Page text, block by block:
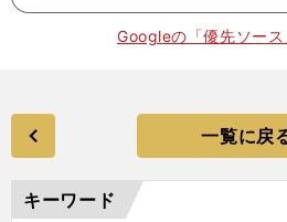
Googleの「優先ソース
一覧に戻
キーワード